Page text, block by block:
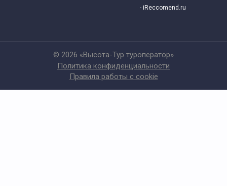
- iReccomend.ru
© 2026 «Высота-Тур туроператор»
Политика конфиденциальности
Правила работы с cookie